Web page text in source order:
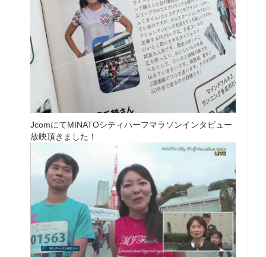
JcomにてMINATOシティハーフマラソンインタビュー
放映頂きました！